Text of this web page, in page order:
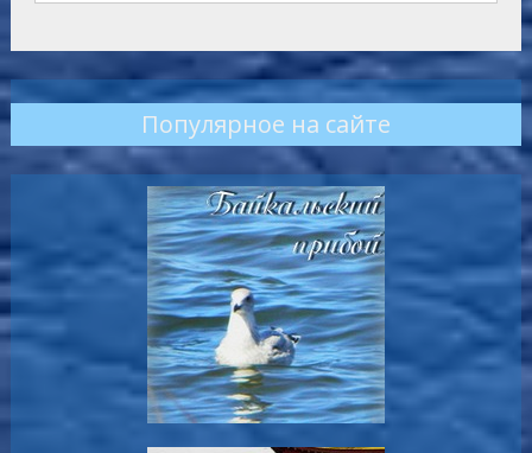
Популярное на сайте